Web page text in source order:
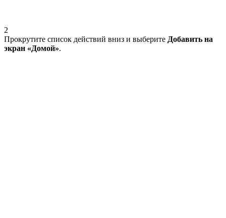
2
Прокрутите список действий вниз и выберите Добавить на
экран «Домой».